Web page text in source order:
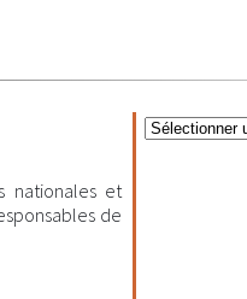
nationales et
de